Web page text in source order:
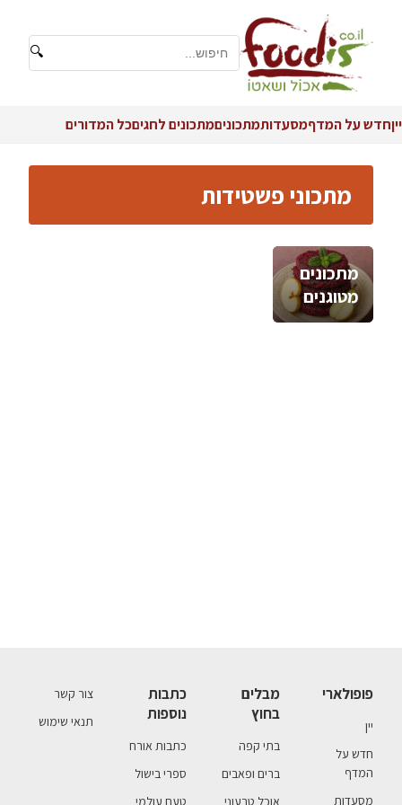
🔍
ייןחדש על המדףמסעדותמתכוניםמתכונים לחגיםכל המדורים
מתכוני פשטידות
מתכונים
מטוגנים
פופולארי
יין
חדש על
המדף
מסעדות
מבלים
בחוץ
בתי קפה
ברים ופאבים
אוכל טבעוני
כתבות
נוספות
כתבות אורח
ספרי בישול
טעם עולמי
צור קשר
תנאי שימוש